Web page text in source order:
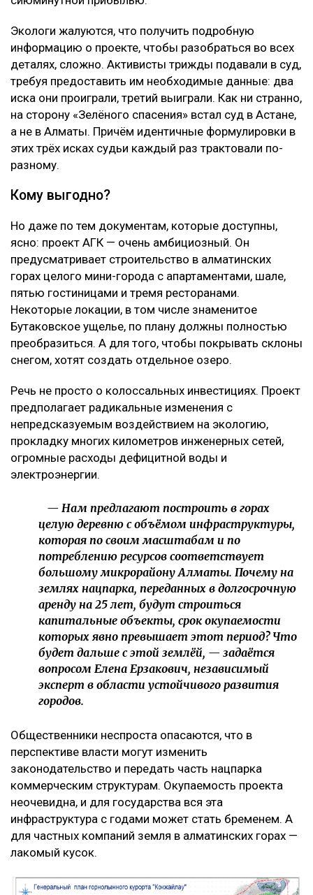
Экологи жалуются, что получить подробную
информацию о проекте, чтобы разобраться во всех
деталях, сложно. Активисты трижды подавали в суд,
требуя предоставить им необходимые данные: два
иска они проиграли, третий выиграли. Как ни странно,
на сторону «Зелёного спасения» встал суд в Астане,
а не в Алматы. Причём идентичные формулировки в
этих трёх исках судьи каждый раз трактовали по-
разному.
Кому выгодно?
Но даже по тем документам, которые доступны,
ясно: проект АГК — очень амбициозный. Он
предусматривает строительство в алматинских
горах целого мини-города с апартаментами, шале,
пятью гостиницами и тремя ресторанами.
Некоторые локации, в том числе знаменитое
Бутаковское ущелье, по плану должны полностью
преобразиться. А для того, чтобы покрывать склоны
снегом, хотят создать отдельное озеро.
Речь не просто о колоссальных инвестициях. Проект
предполагает радикальные изменения с
непредсказуемым воздействием на экологию,
прокладку многих километров инженерных сетей,
огромные расходы дефицитной воды и
электроэнергии.
— Нам предлагают построить в горах
целую деревню с объёмом инфраструктуры,
которая по своим масштабам и по
потреблению ресурсов соответствует
большому микрорайону Алматы. Почему на
землях нацпарка, переданных в долгосрочную
аренду на 25 лет, будут строиться
капитальные объекты, срок окупаемости
которых явно превышает этот период? Что
будет дальше с этой землёй, — задаётся
вопросом Елена Ерзакович, независимый
эксперт в области устойчивого развития
городов.
Общественники неспроста опасаются, что в
перспективе власти могут изменить
законодательство и передать часть нацпарка
коммерческим структурам. Окупаемость проекта
неочевидна, и для государства вся эта
инфраструктура с годами может стать бременем. А
для частных компаний земля в алматинских горах —
лакомый кусок.